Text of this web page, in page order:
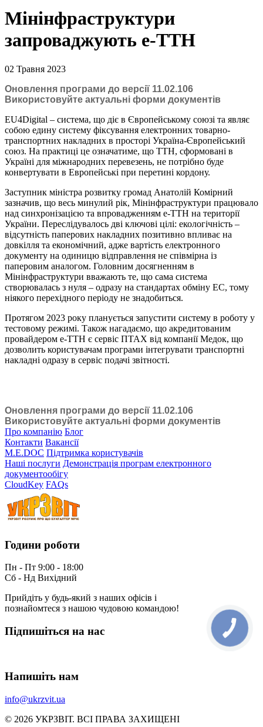
Мінінфраструктури
запроваджують е-ТТН
02 Травня 2023
Оновлення програми до версії 11.02.106
Використовуйте актуальні форми документів
EU4Digital – система, що діє в Європейському союзі та являє
собою едину систему фіксування електронних товарно-
транспортних накладних в просторі Україна-Європейський
союз. На практиці це означатиме, що ТТН, сформовані в
Україні для міжнародних перевезень, не потрібно буде
конвертувати в Европейські при перетині кордону.
Заступник міністра розвитку громад Анатолій Комірний
зазначив, що весь минулий рік, Мінінфраструктури працювало
над синхронізацією та впровадженням е-ТТН на території
України. Переслідувалось дві ключові цілі: екологічність –
відсутність паперових накладних позитивно впливає на
довкілля та економічний, адже вартість електронного
документу на одиницю відправлення не співмірна із
паперовим аналогом. Головним досягненням в
Мінінфраструктури вважають те, що сама система
створювалась з нуля – одразу на стандартах обміну ЕС, тому
ніякого перехідного періоду не знадобиться.
Протягом 2023 року планується запустити систему в роботу у
тестовому режимі. Також нагадаємо, що акредитованим
провайдером е-ТТН є сервіс ПТАХ від компанії Медок, що
дозволить користувачам програми інтегрувати транспортні
накладні одразу в сервіс подачі звітності.
Оновлення програми до версії 11.02.106
Використовуйте актуальні форми документів
Про компанію Блог
Контакти Вакансії
M.E.DOC Підтримка користувачів
Наші послуги Демонстрація програм електронного
документообігу
CloudKey FAQs
Години роботи
Пн - Пт 9:00 - 18:00
Сб - Нд Вихідний
Прийдіть у будь-який з наших офісів і
познайомтеся з нашою чудовою командою!
Підпишіться на нас
Напишіть нам
info@ukrzvit.ua
© 2026 УКРЗВIТ. ВСI ПРАВА ЗАХИЩЕНI